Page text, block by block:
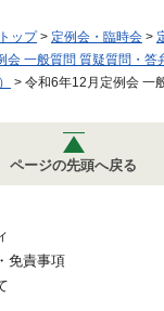
ップ> 定例会・臨時会 >
会 一般質問 質疑質問・答
> 令和6年12月定例会 一
ページの先頭へ戻る
免責事項